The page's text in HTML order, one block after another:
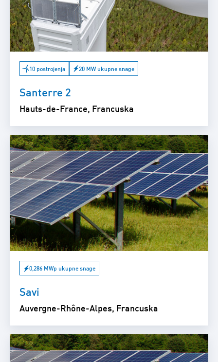
10 postrojenja 20 MW ukupne snage
Santerre 2
Hauts-de-France, Francuska
0,286 MWp ukupne snage
Savi
Auvergne-Rhône-Alpes, Francuska